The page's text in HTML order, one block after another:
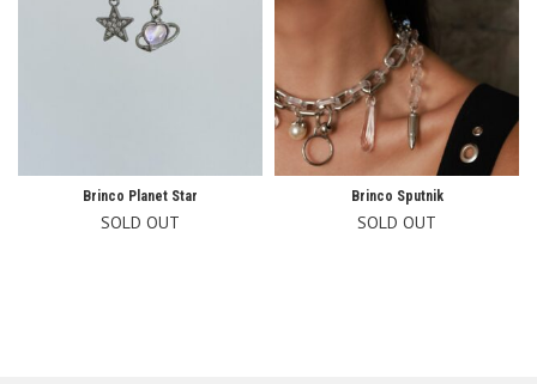
Brinco Planet Star
SOLD OUT
Brinco Sputnik
SOLD OUT